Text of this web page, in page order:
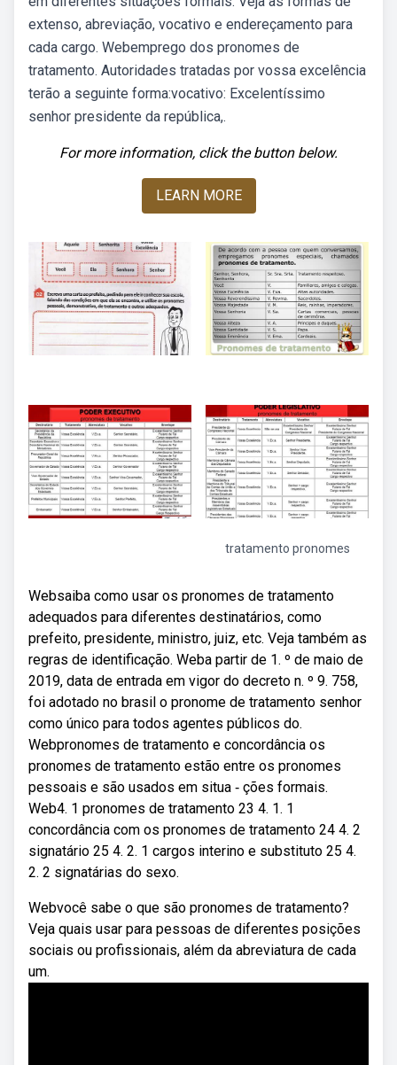
extenso, abreviação, vocativo e endereçamento para
cada cargo. Webemprego dos pronomes de
tratamento. Autoridades tratadas por vossa excelência
terão a seguinte forma:vocativo: Excelentíssimo
senhor presidente da república,.
For more information, click the button below.
LEARN MORE
tratamento pronomes
Websaiba como usar os pronomes de tratamento
adequados para diferentes destinatários, como
prefeito, presidente, ministro, juiz, etc. Veja também as
regras de identificação. Weba partir de 1. º de maio de
2019, data de entrada em vigor do decreto n. º 9. 758,
foi adotado no brasil o pronome de tratamento senhor
como único para todos agentes públicos do.
Webpronomes de tratamento e concordância os
pronomes de tratamento estão entre os pronomes
pessoais e são usados em situa ‑ ções formais.
Web4. 1 pronomes de tratamento 23 4. 1. 1
concordância com os pronomes de tratamento 24 4. 2
signatário 25 4. 2. 1 cargos interino e substituto 25 4.
2. 2 signatárias do sexo.
Webvocê sabe o que são pronomes de tratamento?
Veja quais usar para pessoas de diferentes posições
sociais ou profissionais, além da abreviatura de cada
um.